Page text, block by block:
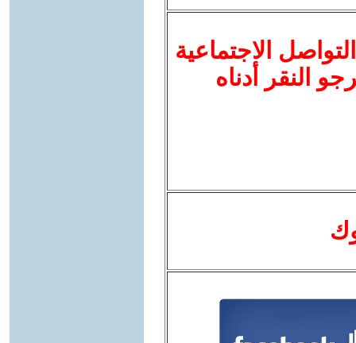
الاجتماعية
النقر أدناه